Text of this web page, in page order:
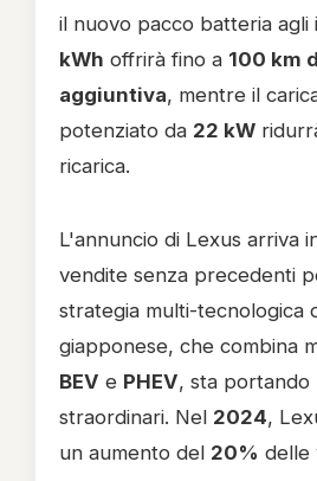
il nuovo pacco batteria agli
kWh offrirà fino a 100 km
aggiuntiva, mentre il
potenziato da 22 kW
ricarica.
L'annuncio di Lexus arriva
vendite senza precedenti
strategia multi-tecnologica
giapponese, che combina
BEV e PHEV, sta portando
straordinari. Nel 2024,
un aumento del 20% delle